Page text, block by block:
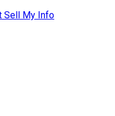
Sell My Info